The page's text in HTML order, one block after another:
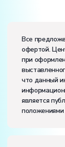
Класс
Диапазон
активно
Все
офертой.
при
что данный
является